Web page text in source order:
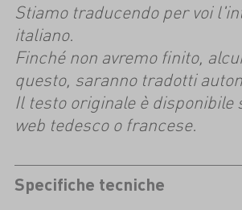
Stiamo traducendo per voi
italiano.
Finché non avremo finito,
questo, saranno tradotti
Il testo originale è disponibile
web tedesco o francese.
Specifiche tecniche